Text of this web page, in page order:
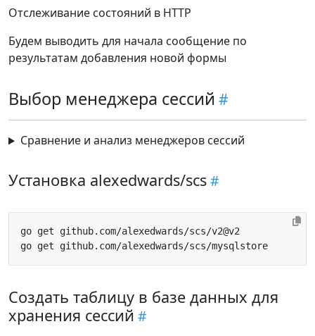
Отслеживание состояний в HTTP
Будем выводить для начала сообщение по
результатам добавления новой формы
Выбор менеджера сессий
Сравнение и анализ менеджеров сессий
Установка alexedwards/scs
Создать таблицу в базе данных для
хранения сессий